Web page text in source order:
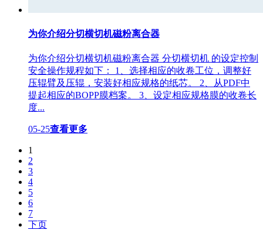
为你介绍分切横切机磁粉离合器
为你介绍分切横切机磁粉离合器 分切横切机 的设定控制
安全操作规程如下： 1、选择相应的收卷工位，调整好
压辊臂及压辊，安装好相应规格的纸芯。 2、从PDF中
提起相应的BOPP膜档案。 3、设定相应规格膜的收卷长
度...
05-25查看更多
1
2
3
4
5
6
7
下页